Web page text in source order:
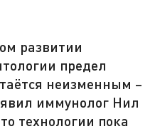
развитии
предел
неизменным –
иммунолог Нил
технологии пока